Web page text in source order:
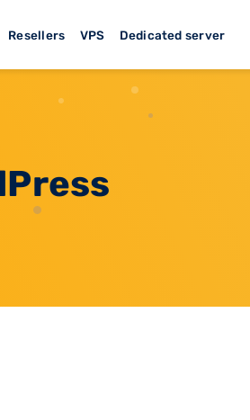
Resellers VPS Dedicated server